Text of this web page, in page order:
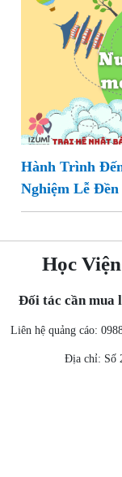
Hành Trình
Nghiệm Lễ
Học
Đối tác cần mua
Liên hệ quảng cáo:
Địa chỉ: Số